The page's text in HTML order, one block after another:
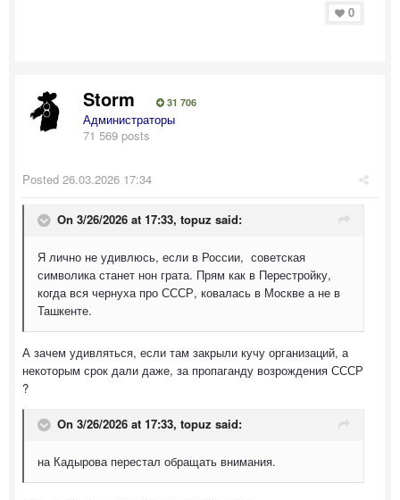
0
Storm 31 706
Администраторы
71 569 posts
Posted 26.03.2026 17:34
On 3/26/2026 at 17:33, topuz said:
Я лично не удивлюсь, если в России, советская
символика станет нон грата. Прям как в Перестройку,
когда вся чернуха про СССР, ковалась в Москве а не в
Ташкенте.
А зачем удивляться, если там закрыли кучу организаций, а
некоторым срок дали даже, за пропаганду возрождения СССР
?
On 3/26/2026 at 17:33, topuz said:
на Кадырова перестал обращать внимания.